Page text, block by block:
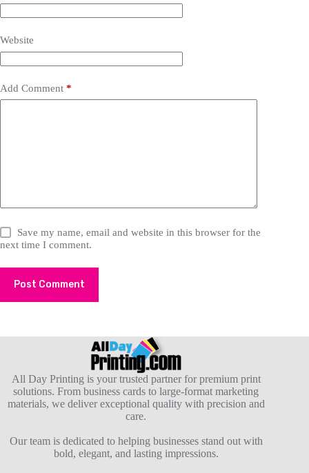
Website
Add Comment *
Save my name, email and website in this browser for the
next time I comment.
Post Comment
All Day Printing is your trusted partner for premium print
solutions. From business cards to large-format marketing
materials, we deliver exceptional quality with precision and
care.
Our team is dedicated to helping businesses stand out with
bold, elegant, and lasting impressions.